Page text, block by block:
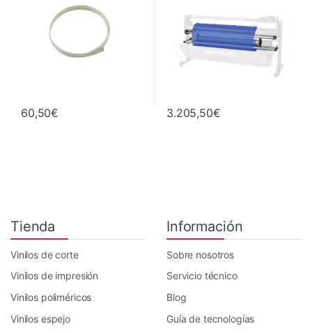
60,50€ 3.205,50€
Tienda
Vinilos de corte
Vinilos de impresión
Vinilos poliméricos
Vinilos espejo
Información
Sobre nosotros
Servicio técnico
Blog
Guía de tecnologías